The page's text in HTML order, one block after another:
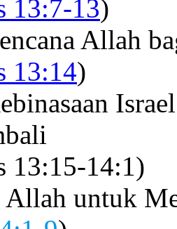
13:7-13)
Allah
13:14)
13:15-14:1)
Allah untuk